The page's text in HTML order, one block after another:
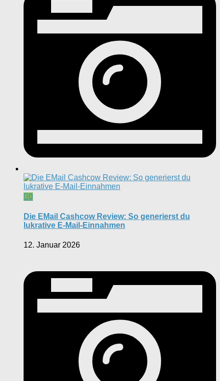
0
Die EMail Cashcow Review: So generierst du
lukrative E-Mail-Einnahmen
12. Januar 2026